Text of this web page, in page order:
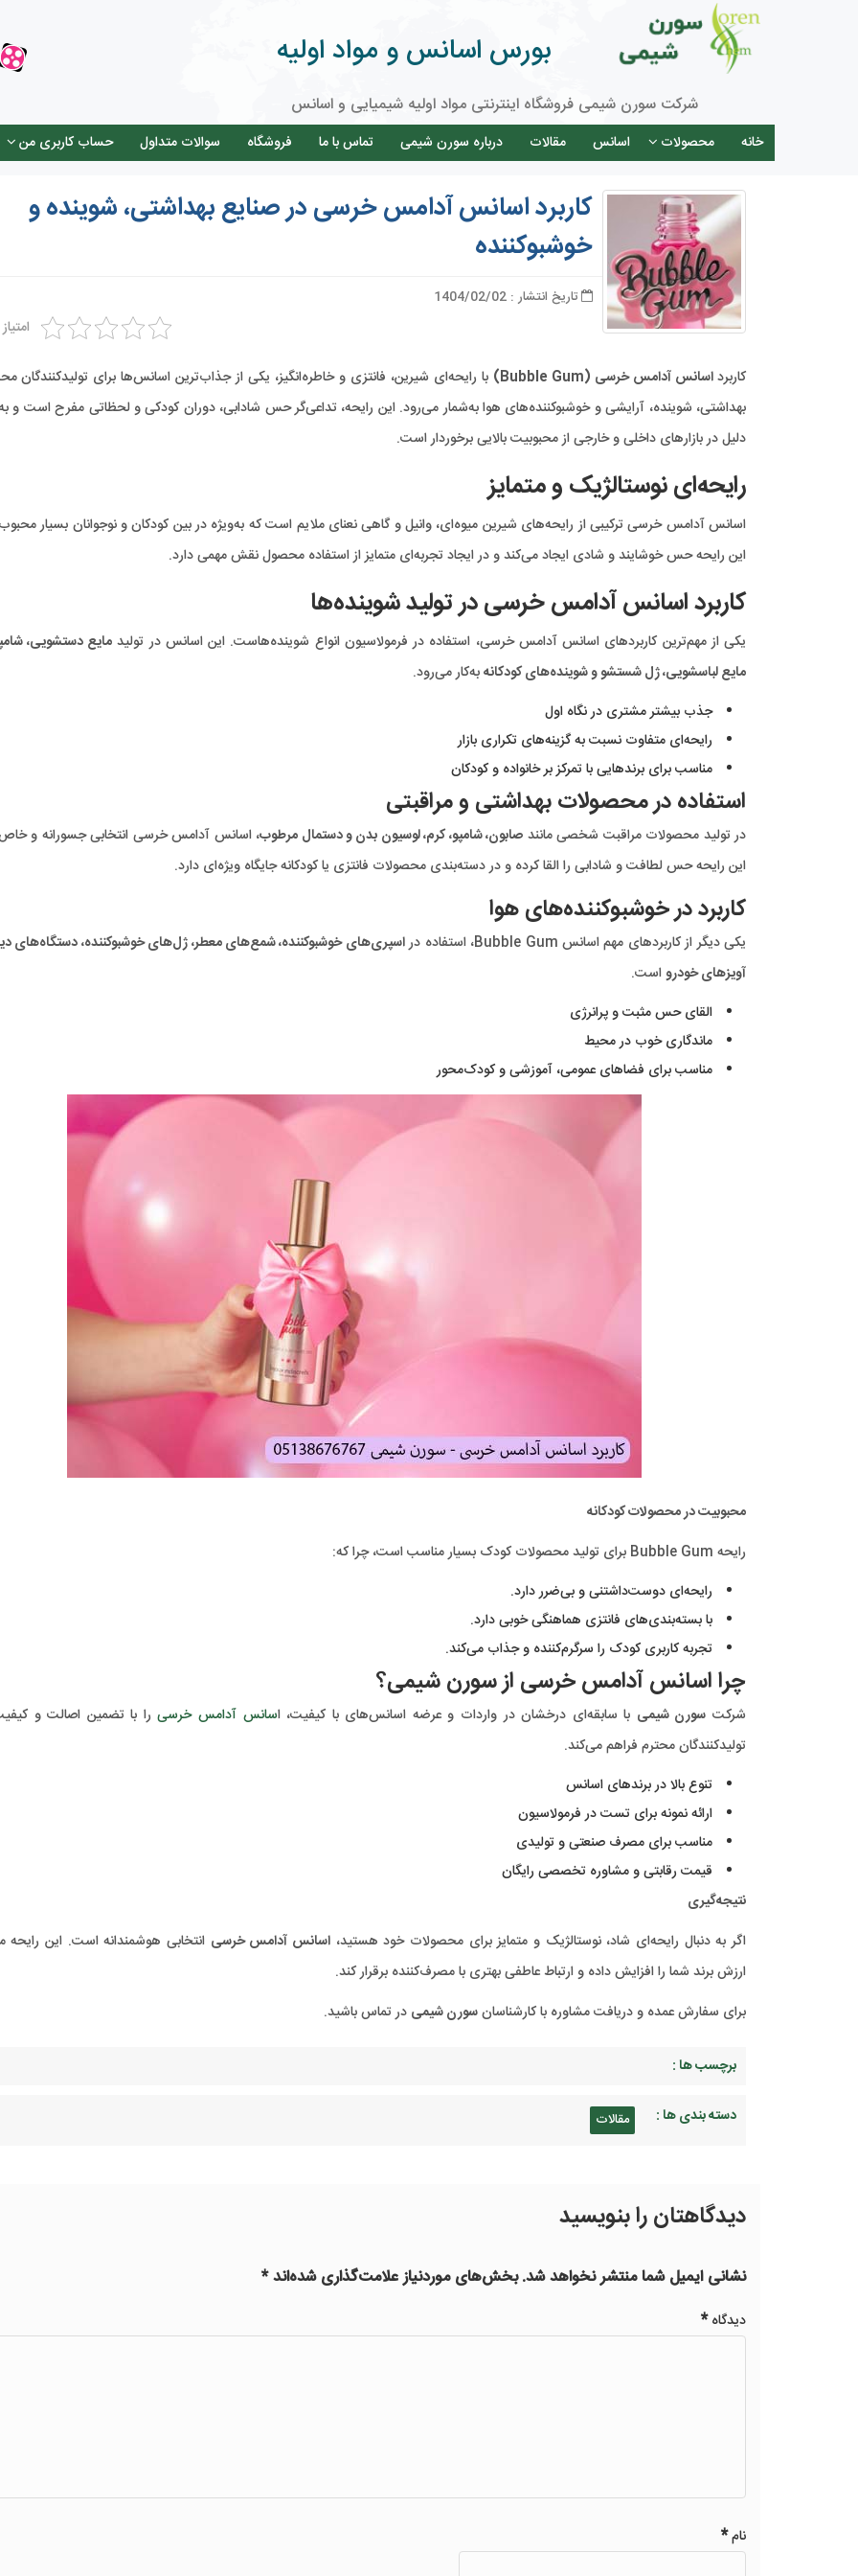
بورس اسانس و مواد اولیه
شرکت سورن شیمی فروشگاه اینترنتی مواد اولیه شیمیایی و اسانس
خانه محصولات اسانس مقالات درباره سورن شیمی تماس با ما فروشگاه سوالات متداول حساب کاربری من
کاربرد اسانس آدامس خرسی در صنایع بهداشتی، شوینده و
خوشبوکننده
تاریخ انتشار : 1404/02/02
کاربرداسانس آدامس خرسی (Bubble Gum)
با رایحه‌ای شیرین، فانتزی و خاطره‌انگیز، یکی از جذاب‌ترین اسانس‌ها برای تولیدکنندگان
بهداشتی، شوینده، آرایشی و خوشبوکننده‌های هوا به‌شمار می‌رود. این رایحه، تداعی‌گر حس شادابی، دوران کودکی و لحظاتی مفرح است و
دلیل در بازارهای داخلی و خارجی از محبوبیت بالایی برخوردار است.
رایحه‌ای نوستالژیک و متمایز
اسانس آدامس خرسی ترکیبی از رایحه‌های شیرین میوه‌ای، وانیل و گاهی نعنای ملایم است که به‌ویژه در بین کودکان و نوجوانان بسیار
این رایحه حس خوشایند و شادی ایجاد می‌کند و در ایجاد تجربه‌ای متمایز از استفاده محصول نقش مهمی دارد.
کاربرد اسانس آدامس خرسی در تولید شوینده‌ها
یکی از مهم‌ترین کاربردهای اسانس آدامس خرسی، استفاده در فرمولاسیون انواع شوینده‌هاست. این اسانس در تولید مایع دستشویی،
مایع لباسشویی، ژل شستشو و شوینده‌های کودکانهبه‌کار می‌رود.
جذب بیشتر مشتری در نگاه اول
رایحه‌ای متفاوت نسبت به گزینه‌های تکراری بازار
مناسب برای برندهایی با تمرکز بر خانواده و کودکان
استفاده در محصولات بهداشتی و مراقبتی
در تولید محصولات مراقبت شخصی مانند صابون، شامپو، کرم، لوسیون بدن و دستمال مرطوب، اسانس آدامس خرسی انتخابی جسورانه و
این رایحه حس لطافت و شادابی را القا کرده و در دسته‌بندی محصولات فانتزی یا کودکانه جایگاه ویژه‌ای دارد.
کاربرد در خوشبوکننده‌های هوا
یکی دیگر از کاربردهای مهم اسانس Bubble Gum، استفاده در
اسپری‌های خوشبوکننده، شمع‌های معطر، ژل‌های خوشبوکننده، دستگاه‌های
آویزهای خودرواست.
القای حس مثبت و پرانرژی
ماندگاری خوب در محیط
مناسب برای فضاهای عمومی، آموزشی و کودک‌محور
محبوبیت در محصولات کودکانه
رایحه Bubble Gum برای تولید محصولات کودک بسیار مناسب است، چرا که:
رایحه‌ای دوست‌داشتنی و بی‌ضرر دارد.
با بسته‌بندی‌های فانتزی هماهنگی خوبی دارد.
تجربه کاربری کودک را سرگرم‌کننده و جذاب می‌کند.
چرا اسانس آدامس خرسی از سورن شیمی؟
شرکت سورن شیمی با سابقه‌ای درخشان در واردات و عرضه اسانس‌های با کیفیت، اسانس آدامس خرسیرا با تضمین اصالت و
تولیدکنندگان محترم فراهم می‌کند.
تنوع بالا در برندهای اسانس
ارائه نمونه برای تست در فرمولاسیون
مناسب برای مصرف صنعتی و تولیدی
قیمت رقابتی و مشاوره تخصصی رایگان
نتیجه‌گیری
اگر به دنبال رایحه‌ای شاد، نوستالژیک و متمایز برای محصولات خود هستید،اسانس آدامس خرسی انتخابی هوشمندانه است. این رایحه
ارزش برند شما را افزایش داده و ارتباط عاطفی بهتری با مصرف‌کننده برقرار کند.
برای سفارش عمده و دریافت مشاوره با کارشناسانسورن شیمی در تماس باشید.
برچسب ها :
دسته بندی ها : مقالات
دیدگاهتان را بنویسید
نشانی ایمیل شما منتشر نخواهد شد.بخش‌های موردنیاز علامت‌گذاری شده‌اند*
دیدگاه*
نام*